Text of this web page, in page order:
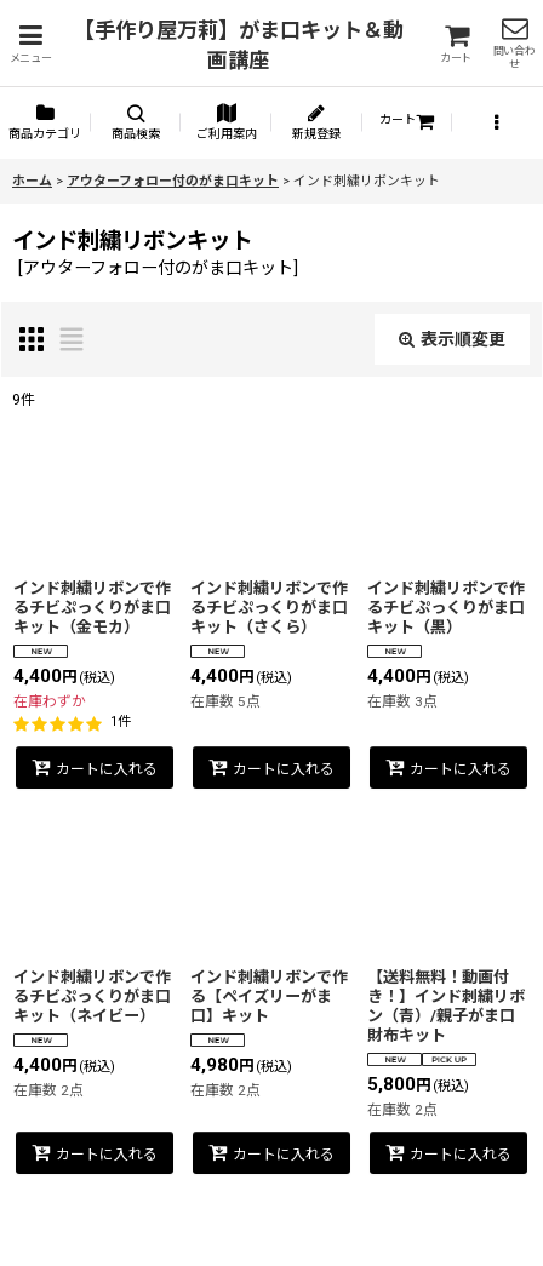
メニュー
【手作り屋万莉】がま口キット＆動
画講座
カート
問い合わ
せ
商品カテゴリ 商品検索 ご利用案内 新規登録
カート
ホーム > アウターフォロー付のがま口キット > インド刺繍リボンキット
インド刺繍リボンキット
[アウターフォロー付のがま口キット]
表示順変更
絞り込む
9件
インド刺繍リボンで作
るチビぷっくりがま口
キット（金モカ）
4,400円 (税込)
在庫わずか
1件
カートに入れる
インド刺繍リボンで作
るチビぷっくりがま口
キット（さくら）
4,400円 (税込)
在庫数 5点
カートに入れる
インド刺繍リボンで作
るチビぷっくりがま口
キット（黒）
4,400円 (税込)
在庫数 3点
カートに入れる
インド刺繍リボンで作
るチビぷっくりがま口
キット（ネイビー）
4,400円 (税込)
在庫数 2点
カートに入れる
インド刺繍リボンで作
る【ペイズリーがま
口】キット
4,980円 (税込)
在庫数 2点
カートに入れる
【送料無料！動画付
き！】インド刺繍リボ
ン（青）/親子がま口
財布キット
5,800円 (税込)
在庫数 2点
カートに入れる